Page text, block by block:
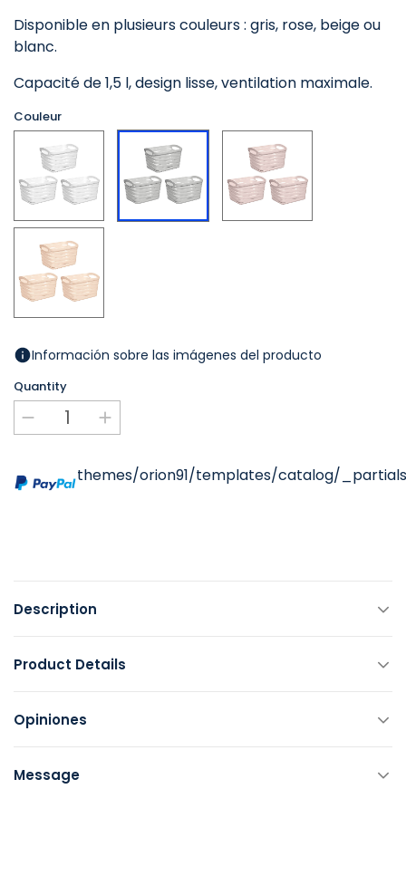
Disponible en plusieurs couleurs : gris, rose, beige ou
blanc.
Capacité de 1,5 l, design lisse, ventilation maximale.
Couleur
Blanc Gris Rosa
Beige
Información sobre las imágenes del producto
Quantity
themes/orion91/templates/catalog/
Description
Product Details
Opiniones
Message